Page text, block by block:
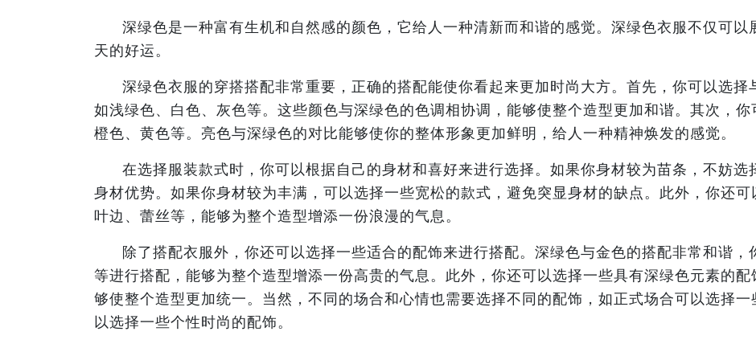
深绿色是一种富有生机和自然感的颜色，它给人一种清新而和谐的感觉。深绿色衣服不仅可
天的好运。
深绿色衣服的穿搭搭配非常重要，正确的搭配能使你看起来更加时尚大方。首先，你可以选择
如浅绿色、白色、灰色等。这些颜色与深绿色的色调相协调，能够使整个造型更加和谐。其次，
橙色、黄色等。亮色与深绿色的对比能够使你的整体形象更加鲜明，给人一种精神焕发的感觉。
在选择服装款式时，你可以根据自己的身材和喜好来进行选择。如果你身材较为苗条，不妨选
身材优势。如果你身材较为丰满，可以选择一些宽松的款式，避免突显身材的缺点。此外，你还
叶边、蕾丝等，能够为整个造型增添一份浪漫的气息。
除了搭配衣服外，你还可以选择一些适合的配饰来进行搭配。深绿色与金色的搭配非常和谐
等进行搭配，能够为整个造型增添一份高贵的气息。此外，你还可以选择一些具有深绿色元素的
够使整个造型更加统一。当然，不同的场合和心情也需要选择不同的配饰，如正式场合可以选择
以选择一些个性时尚的配饰。